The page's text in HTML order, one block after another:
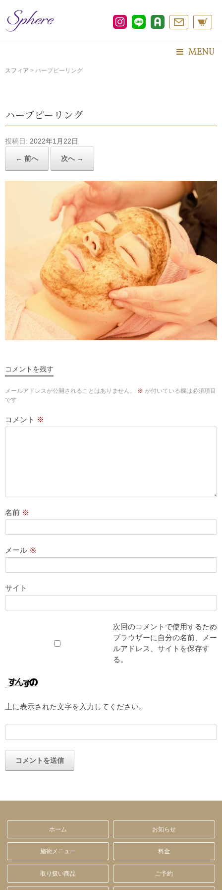
テ
ス
MENU
スフィア > ハーブピーリング
ハーブピーリング
投稿日: 2022年1月22日
← 前へ 次へ →
コメントを残す
メールアドレスが公開されることはありません。 ※ が付いている欄は必須項目
です
コメント ※
名前 ※
メール ※
サイト
次回のコメントで使用するため
ブラウザーに自分の名前、メー
ルアドレス、サイトを保存す
る。
上に表示された文字を入力してください。
ホーム お知らせ
施術メニュー 料金
取り扱い商品 ご予約